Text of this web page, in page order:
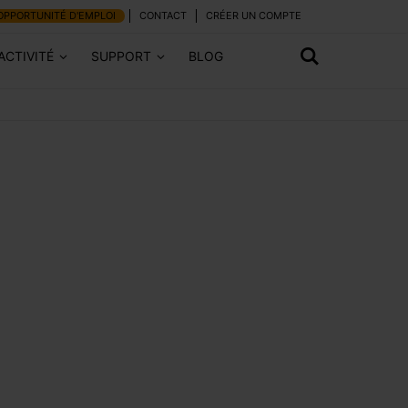
D'EMPLOI CONTACT CRÉER UN COMPTE
SUPPORT BLOG